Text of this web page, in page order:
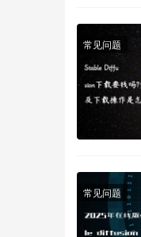
常见问题
常见问题